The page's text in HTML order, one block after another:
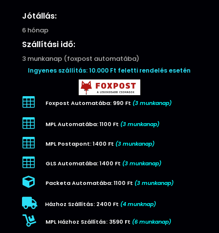
Jótállás:
6 hónap
Szállítási idő:
3 munkanap (foxpost automatába)
Ingyenes szállítás: 10.000 Ft feletti rendelés esetén
 Foxpost Automatába: 990 Ft (3 munkanap)
 MPL Automatába: 1100 Ft (3 munkanap)
 MPL Postapont: 1400 Ft (3 munkanap)
 GLS Automatába: 1400 Ft (3 munkanap)
 Packeta Automatába: 1100 Ft (3 munkanap)
 Házhoz Szállítás: 2400 Ft (4 munknap)
 MPL Házhoz Szállítás: 3590 Ft (6 munkanap)